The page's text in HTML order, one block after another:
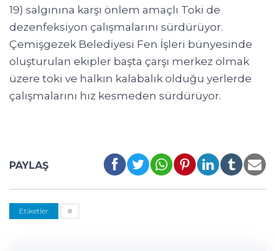
19) salgınına karşı önlem amaçlı Toki de
dezenfeksiyon çalışmalarını sürdürüyor.
Çemişgezek Belediyesi Fen İşleri bünyesinde
oluşturulan ekipler başta çarşı merkez olmak
üzere toki ve halkın kalabalık olduğu yerlerde
çalışmalarını hız kesmeden sürdürüyor.
PAYLAŞ
Etiketler #